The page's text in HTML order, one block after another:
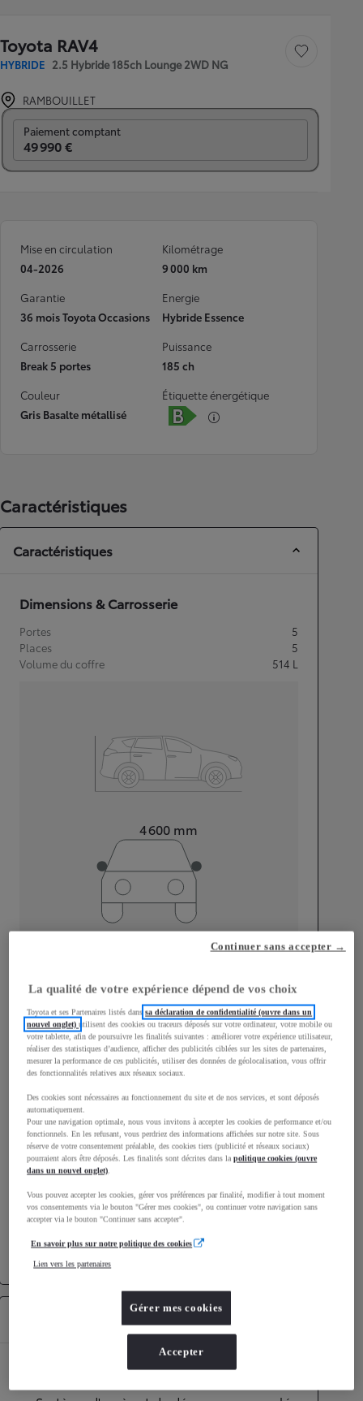
Toyota RAV4
HYBRIDE 2.5 Hybride 185ch Lounge 2WD NG
Sauvegarder le
RAMBOUILLET
Paiement comptant
49 990 €
Mise en circulation
04-2026
Kilométrage
9 000 km
Garantie
36 mois Toyota Occasions
Energie
Hybride Essence
Carrosserie
Break 5 portes
Puissance
185 ch
Couleur
Gris Basalte métallisé
Étiquette énergétique
Caractéristiques
Caractéristiques
Dimensions & Carrosserie
Portes
5
Places
5
Volume du coffre
514 L
4 600 mm
Consommation mixte
Consommation mixte 4,9L/100 km
Émissions CO2
118g/km
Performances
Vitesse maximale 180km/h
Accélération 0-100km/h
8secondes
Transmission
Roues motrices
Roues motrices avant
La qualité de votre expérience dépend de vos choix
Toyota et ses Partenaires listés danssa déclaration de confidentialité (ouvre dans un
nouvel onglet)utilisent des cookies ou traceurs déposés sur votre ordinateur, votre mobile ou
votre tablette, afin de poursuivre les finalités suivantes : améliorer votre expérience utilisateur,
réaliser des statistiques d’audience, afficher des publicités ciblées sur les sites de partenaires,
mesurer la performance de ces publicités, utiliser des données de géolocalisation, vous offrir
des fonctionnalités relatives aux réseaux sociaux.
Des cookies sont nécessaires au fonctionnement du site et de nos services, et sont déposés
automatiquement.
Pour une navigation optimale, nous vous invitons à accepter les cookies de performance et/ou
fonctionnels. En les refusant, vous perdriez des informations affichées sur notre site. Sous
réserve de votre consentement préalable, des cookies tiers (publicité et réseaux sociaux)
pourraient alors être déposés. Les finalités sont décrites dans lapolitique cookies (ouvre
dans un nouvel onglet).
Vous pouvez accepter les cookies, gérer vos préférences par finalité, modifier à tout moment
vos consentements via le bouton "Gérer mes cookies", ou continuer votre navigation sans
accepter via le bouton "Continuer sans accepter".
En savoir plus sur notre politique des cookies
Lien vers les partenaires
Gérer mes cookies
Continuer sans accepter →
Accepter